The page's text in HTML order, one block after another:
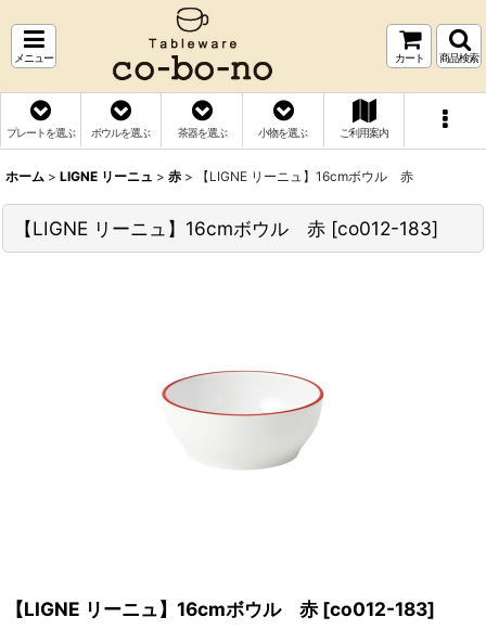
メニュー カート 商品検索
プレートを選ぶ ボウルを選ぶ 茶器を選ぶ 小物を選ぶ ご利用案内
ホーム > LIGNE リーニュ > 赤 > 【LIGNE リーニュ】16cmボウル 赤
【LIGNE リーニュ】16cmボウル 赤 [co012-183]
【LIGNE リーニュ】16cmボウル 赤 [co012-183]